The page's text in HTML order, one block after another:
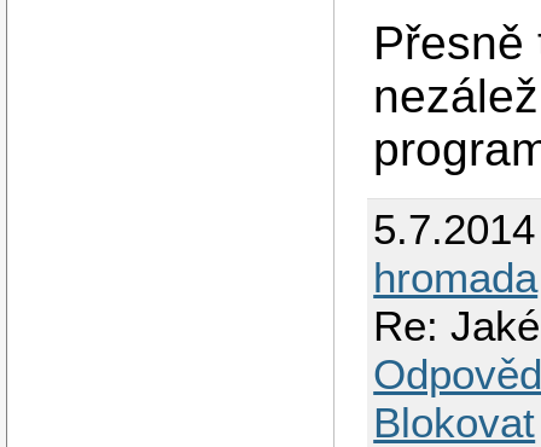
Přesně
hromada
Re:
Blokovat